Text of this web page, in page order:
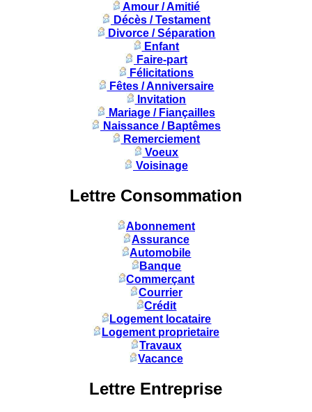
Amour / Amitié
Décès / Testament
Divorce / Séparation
Enfant
Faire-part
Félicitations
Fêtes / Anniversaire
Invitation
Mariage / Fiançailles
Naissance / Baptêmes
Remerciement
Voeux
Voisinage
Lettre Consommation
Abonnement
Assurance
Automobile
Banque
Commerçant
Courrier
Crédit
Logement locataire
Logement proprietaire
Travaux
Vacance
Lettre Entreprise